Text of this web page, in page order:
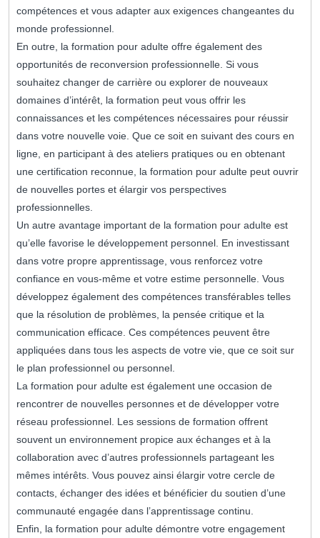
compétences et vous adapter aux exigences changeantes du
monde professionnel.
En outre, la formation pour adulte offre également des
opportunités de reconversion professionnelle. Si vous
souhaitez changer de carrière ou explorer de nouveaux
domaines d’intérêt, la formation peut vous offrir les
connaissances et les compétences nécessaires pour réussir
dans votre nouvelle voie. Que ce soit en suivant des cours en
ligne, en participant à des ateliers pratiques ou en obtenant
une certification reconnue, la formation pour adulte peut ouvrir
de nouvelles portes et élargir vos perspectives
professionnelles.
Un autre avantage important de la formation pour adulte est
qu’elle favorise le développement personnel. En investissant
dans votre propre apprentissage, vous renforcez votre
confiance en vous-même et votre estime personnelle. Vous
développez également des compétences transférables telles
que la résolution de problèmes, la pensée critique et la
communication efficace. Ces compétences peuvent être
appliquées dans tous les aspects de votre vie, que ce soit sur
le plan professionnel ou personnel.
La formation pour adulte est également une occasion de
rencontrer de nouvelles personnes et de développer votre
réseau professionnel. Les sessions de formation offrent
souvent un environnement propice aux échanges et à la
collaboration avec d’autres professionnels partageant les
mêmes intérêts. Vous pouvez ainsi élargir votre cercle de
contacts, échanger des idées et bénéficier du soutien d’une
communauté engagée dans l’apprentissage continu.
Enfin, la formation pour adulte démontre votre engagement